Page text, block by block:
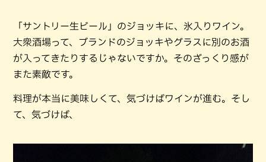
「サントリー生ビール」のジョッキに、氷入りワイン。
大衆酒場って、ブランドのジョッキやグラスに別のお酒
が入ってきたりするじゃないですか。そのざっくり感が
また素敵です。
料理が本当に美味しくて、気づけばワインが進む。そし
て、気づけば、